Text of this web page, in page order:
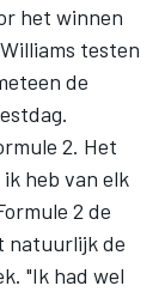
het winnen
testen
de
2. Het
heb van elk
2 de
natuurlijk de
"Ik had wel